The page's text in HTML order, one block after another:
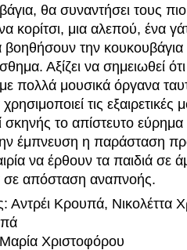
θα συναντήσει τους
κορίτσι, μια αλεπού, ένα
βοηθήσουν την κουκουβάγια
Αξίζει να σημειωθεί
πολλά μουσικά όργανα
τις εξαιρετικές
σκηνής το απίστευτο
έμπνευση η παράσταση
να έρθουν τα παιδιά σε
σε απόσταση αναπνοής.
Αντρέι Κρουπά, Νικολέττα
Μαρία Χριστοφόρου